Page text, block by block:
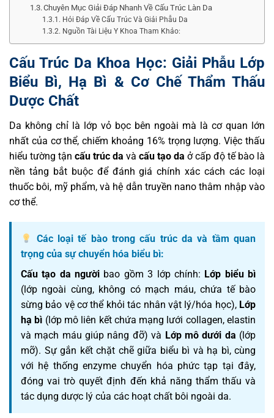
Chuyên Mục Giải Đáp Nhanh Về Cấu Trúc Làn Da
Hỏi Đáp Về Cấu Trúc Và Giải Phẫu Da
Nguồn Tài Liệu Y Khoa Tham Khảo:
Cấu Trúc Da Khoa Học: Giải Phẫu Lớp
Biểu Bì, Hạ Bì & Cơ Chế Thẩm Thấu
Dược Chất
Da không chỉ là lớp vỏ bọc bên ngoài mà là cơ quan lớn
nhất của cơ thể, chiếm khoảng 16% trọng lượng. Việc thấu
hiểu tường tận cấu trúc da và cấu tạo da ở cấp độ tế bào là
nền tảng bắt buộc để đánh giá chính xác cách các loại
thuốc bôi, mỹ phẩm, và hệ dẫn truyền nano thâm nhập vào
cơ thể.
Các loại tế bào trong cấu trúc da và tầm quan
trọng của sự chuyển hóa biểu bì:
Cấu tạo da người bao gồm 3 lớp chính: Lớp biểu bì
(lớp ngoài cùng, không có mạch máu, chứa tế bào
sừng bảo vệ cơ thể khỏi tác nhân vật lý/hóa học), Lớp
hạ bì (lớp mô liên kết chứa mạng lưới collagen, elastin
và mạch máu giúp nâng đỡ) và Lớp mô dưới da (lớp
mỡ). Sự gắn kết chặt chẽ giữa biểu bì và hạ bì, cùng
với hệ thống enzyme chuyển hóa phức tạp tại đây,
đóng vai trò quyết định đến khả năng thẩm thấu và
tác dụng dược lý của các hoạt chất bôi ngoài da.